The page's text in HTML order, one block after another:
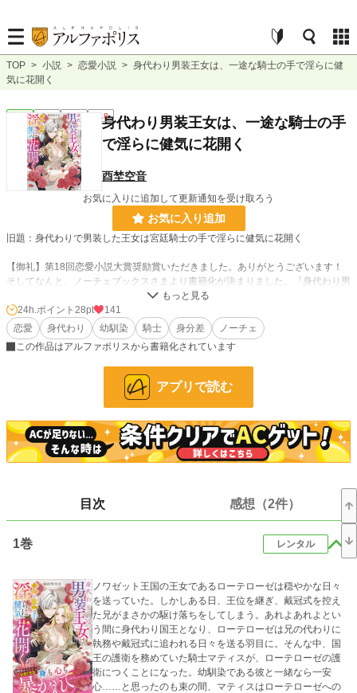
TOP > 小説 > 恋愛小説 > 身代わり男装王女は、一途な騎士の手で淫らに健
気に花開く
恋愛 完結 長編 R18身代わり男装王女は、一途な騎士の手
で淫らに健気に花開く
酉埜空音
お気に入りに追加して更新通知を受け取ろう
お気に入り追加
旧題：身代わりで男装した王女は宮廷騎士の手で淫らに健気に花開く
【御礼】第18回恋愛小説大賞奨励賞いただきました。ありがとうございます！
そしてなんと、ノーチェブックスさまより書籍化が決まりました。『身代わり男
装王女は、一途な騎士の手で淫らに健気に花開く』に改題のうえ、5/18ごろに発
売予定です。
薔薇が咲き乱れるノワゼット王国。そこでは前代未聞の椿事が出来していた。
なんと、国王ベルナールが戴冠式目前にして駆け落ちしてしまったというのだ。
身代わりを命じられたのは――双子の妹ローテローゼ。
大急ぎで男装し、幼馴染の騎士マティスと老練な宰相を従えて、王様業に恋に奔
小説 21,861 位 / 228,666 件
24h.ポイント
更新日時 2026.07.26 02:07
初回公開日時 2021.11.13 21:16
初回完結日時 2022.02.20 10:32
週間ポイント 508 pt (14,373 位)
24h.ポイント 28pt
141
恋愛
身代わり 幼馴染 騎士 身分差
ノーチェ
この作品はアルファポリスから書籍化されています
アプリで読む
目次 感想（2件）
1巻 レンタル
ノワゼット王国の王女であるローテローゼは穏やかな日々
を送っていた。しかしある日、王位を継ぎ、戴冠式を控え
た兄がまさかの駆け落ちをしてしまう。あれよあれよとい
う間に身代わり国王となり、ローテローゼは兄の代わりに
執務や戴冠式に追われる日々を送る羽目に。そんな中、国
王の護衛を務めていた騎士マティスが、ローテローゼの護
衛につくことになった。幼馴染である彼と一緒なら一安
心……と思ったのも束の間、マティスはローテローゼへの